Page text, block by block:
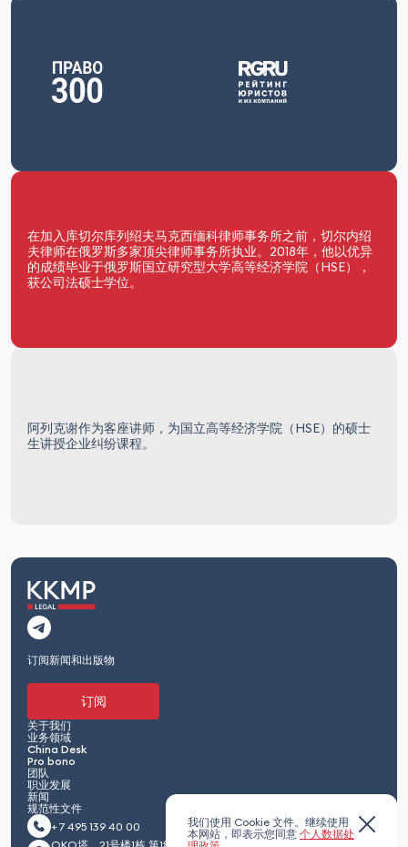
在加入库切尔库列绍夫马克西缅科律师事务所之前，切尔内绍
夫律师在俄罗斯多家顶尖律师事务所执业。2018年，他以优异
的成绩毕业于俄罗斯国立研究型大学高等经济学院（HSE），
获公司法硕士学位。
阿列克谢作为客座讲师，为国立高等经济学院（HSE）的硕士
生讲授企业纠纷课程。
我们使用 Cookie 文件。继续使用
本网站，即表示您同意 个人数据处
订阅新闻和出版物
订阅
关于我们
业务领域
China Desk
Pro bono
团队
职业发展
新闻
规范性文件
+ 7 495 139 40 00